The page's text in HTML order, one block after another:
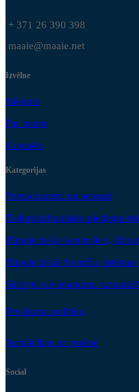
+ 371 26 390 398
maaie@maaie.net
Izvēlne
Sākums
Par mums
Kontakti
Kategorijas
Potenciometri un sensori
Elektrohidraulisko piedziņu
Rūpnieciskie kontrolieri,
Rūpnieciskās bremžu
Skrūvju savienojumu
Privātuma politika
Apmācības un prakse
Social